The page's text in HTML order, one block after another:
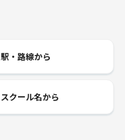
駅・路線から
スクール名から